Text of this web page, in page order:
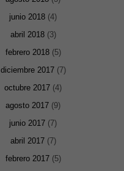
junio 2018 (4)
abril 2018(3)
febrero 2018(5)
diciembre 2017(7)
octubre 2017 (4)
agosto 2017 (9)
junio 2017 (7)
abril 2017(7)
febrero 2017(5)
Necesarias
Estadísticas
cookies no
opcionales.
necesarias
funcione la
que
mejorar la